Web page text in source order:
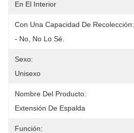
En El Interior
Con Una Capacidad De Recolección:
- No, No Lo Sé.
Sexo:
Unisexo
Nombre Del Producto:
Extensión De Espalda
Función: